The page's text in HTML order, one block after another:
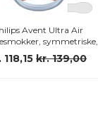
Avent Ultra Air
symmetriske,
silikon str.1
118,15 kr. 139,00